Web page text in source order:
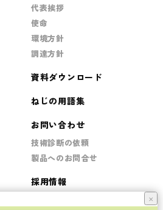
代表挨拶
使命
環境方針
調達方針
資料ダウンロード
ねじの用語集
お問い合わせ
技術診断の依頼
製品へのお問合せ
採用情報
×